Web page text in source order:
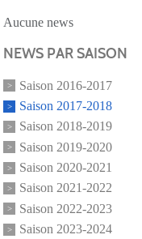
Aucune news
NEWS PAR SAISON
Saison 2016-2017
Saison 2017-2018
Saison 2018-2019
Saison 2019-2020
Saison 2020-2021
Saison 2021-2022
Saison 2022-2023
Saison 2023-2024